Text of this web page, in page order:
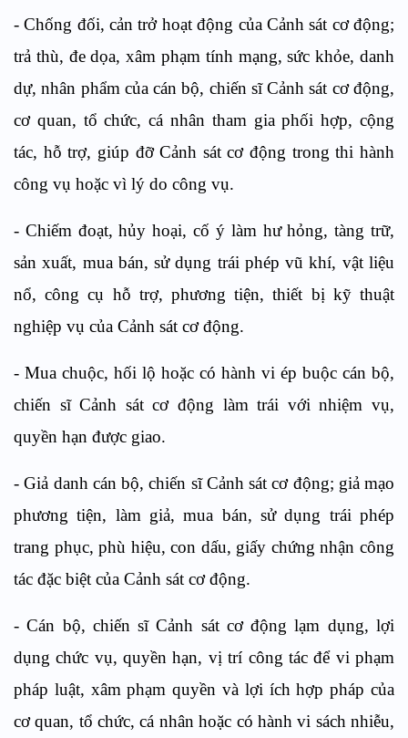
- Chống đối, cản trở hoạt động của Cảnh sát cơ động;
trả thù, đe dọa, xâm phạm tính mạng, sức khỏe, danh
dự, nhân phẩm của cán bộ, chiến sĩ Cảnh sát cơ động,
cơ quan, tổ chức, cá nhân tham giaphối hợp, cộng
tác, hỗ trợ, giúp đỡ Cảnh sát cơ động trong thi hành
công vụ hoặc vì lý do công vụ.
- Chiếm đoạt, hủy hoại, cố ý làm hư hỏng, tàng trữ,
sản xuất, mua bán, sử dụng trái phép vũ khí, vật liệu
nổ, công cụ hỗ trợ, phương tiện, thiết bị kỹ thuật
nghiệp vụ của Cảnh sát cơ động.
- Mua chuộc, hối lộ hoặc có hành vi ép buộc cán bộ,
chiến sĩ Cảnh sát cơ động làm trái vớinhiệm vụ,
quyền hạn được giao.
- Giả danh cán bộ, chiến sĩ Cảnh sát cơ động; giả mạo
phương tiện, làm giả, mua bán, sử dụng trái phép
trang phục, phù hiệu, con dấu, giấy chứng nhận công
tác đặc biệt của Cảnh sát cơ động.
- Cán bộ, chiến sĩ Cảnh sát cơ động lạm dụng, lợi
dụng chức vụ, quyền hạn, vị trí công tác để vi phạm
pháp luật, xâm phạm quyền và lợi ích hợp pháp của
cơ quan, tổ chức, cá nhân hoặc có hành vi sách nhiễu,